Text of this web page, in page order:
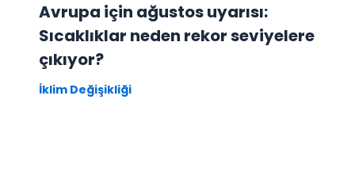
Avrupa için ağustos uyarısı:
Sıcaklıklar neden rekor seviyelere
çıkıyor?
İklim Değişikliği